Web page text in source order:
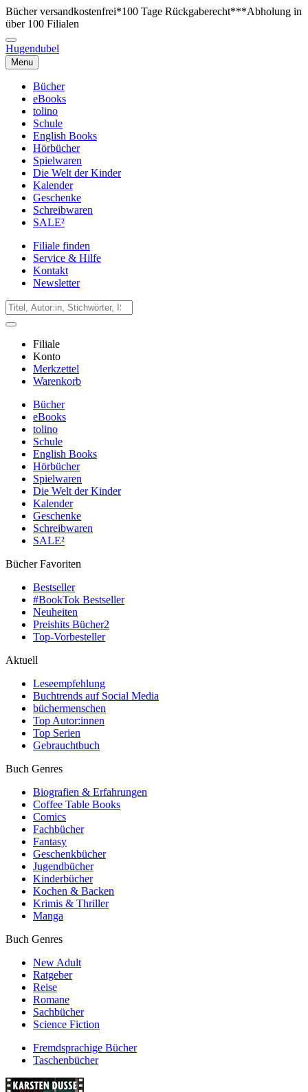
Bücher versandkostenfrei*100 Tage Rückgaberecht***Abholung in
über 100 Filialen
Hugendubel
Menu
Bücher
eBooks
tolino
Schule
English Books
Hörbücher
Spielwaren
Die Welt der Kinder
Kalender
Geschenke
Schreibwaren
SALE²
Filiale finden
Service & Hilfe
Kontakt
Newsletter
Filiale
Konto
Merkzettel
Warenkorb
Bücher
eBooks
tolino
Schule
English Books
Hörbücher
Spielwaren
Die Welt der Kinder
Kalender
Geschenke
Schreibwaren
SALE²
Bücher Favoriten
Bestseller
#BookTok Bestseller
Neuheiten
Preishits Bücher2
Top-Vorbesteller
Aktuell
Leseempfehlung
Buchtrends auf Social Media
büchermenschen
Top Autor:innen
Top Serien
Gebrauchtbuch
Buch Genres
Biografien & Erfahrungen
Coffee Table Books
Comics
Fachbücher
Fantasy
Geschenkbücher
Jugendbücher
Kinderbücher
Kochen & Backen
Krimis & Thriller
Manga
Buch Genres
New Adult
Ratgeber
Reise
Romane
Sachbücher
Science Fiction
Fremdsprachige Bücher
Taschenbücher